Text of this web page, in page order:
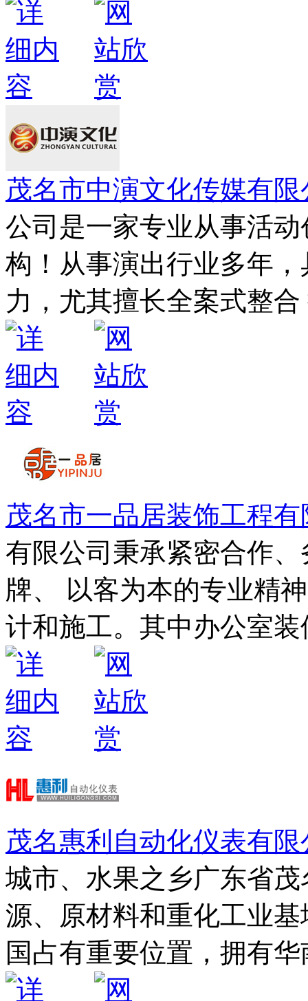
茂名市中演文化传媒有限
公司是一家专业从事活
构！从事演出行业多年
力，尤其擅长全案式整
茂名市一品居装饰工程
有限公司秉承紧密合作
牌、 以客为本的专业精
计和施工。其中办公室
茂名惠利自动化仪表有限
城市、水果之乡广东省
源、原材料和重化工业
国占有重要位置，拥有